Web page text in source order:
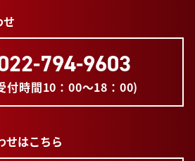
794-9603
付時間10：00～18：00)
せはこちら